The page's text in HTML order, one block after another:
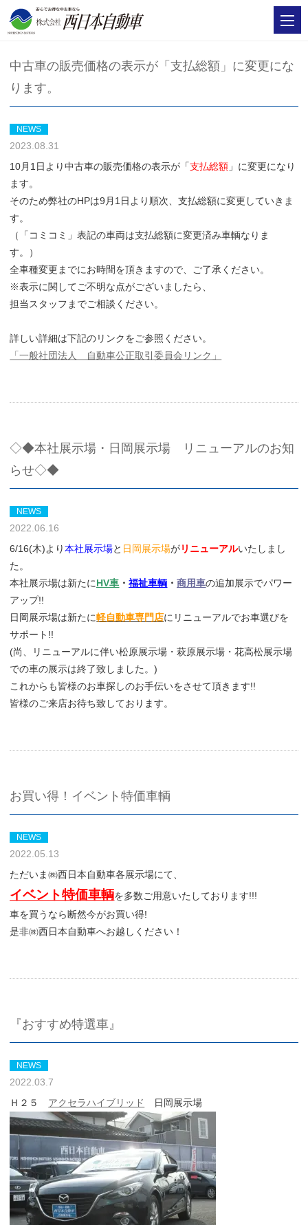
中古車の販売価格の表示が「支払総額」に変更にな
ります。
NEWS
2023.08.31
10月1日より中古車の販売価格の表示が 「支払総額 」 に変更になり
ます。
そのため弊社のHPは9月1日より順次、支払総額に変更していきま
す。
（「コミコミ」表記の車両は支払総額に変更済み車輌なりま
す。）
全車種変更までにお時間を頂きますので、ご了承ください。
※表示に関してご不明な点がございましたら、
担当スタッフまでご相談ください。
詳しい詳細は下記のリンクをご参照ください。
「一般社団法人 自動車公正取引委員会リンク」
◇◆本社展示場・日岡展示場 リニューアルのお知
らせ◇◆
NEWS
2022.06.16
6/16(木)より本社展示場と 日岡展示場がリニューアルいたしまし
た。
本社展示場は新たにHV車 ・福祉車輌 ・商用車の追加展示でパワー
アップ!!
日岡展示場は新たに軽自動車専門店にリニューアルでお車選びを
サポート!!
(尚、リニューアルに伴い松原展示場・萩原展示場・花高松展示場
での車の展示は終了致しました。)
これからも皆様のお車探しのお手伝いをさせて頂きます!!
皆様のご来店お待ち致しております。
お買い得！イベント特価車輌
NEWS
2022.05.13
ただいま㈱西日本自動車各展示場にて、
イベント特価車輌を多数ご用意いたしております!!!
車を買うなら断然今がお買い得!
是非㈱西日本自動車へお越しください！
『おすすめ特選車』
NEWS
2022.03.7
Ｈ２５ アクセラハイブリッド 日岡展示場